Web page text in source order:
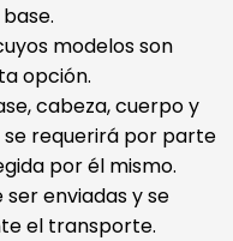
modelos son
opción.
cabeza, cuerpo y
requerirá por parte
por él mismo.
enviadas y se
el transporte.